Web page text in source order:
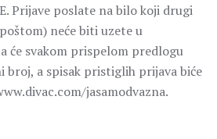
Prijave poslate na bilo koji drugi
neće biti uzete u
će svakom prispelom predlogu
a spisak pristiglih prijava biće
jasamodvazna.